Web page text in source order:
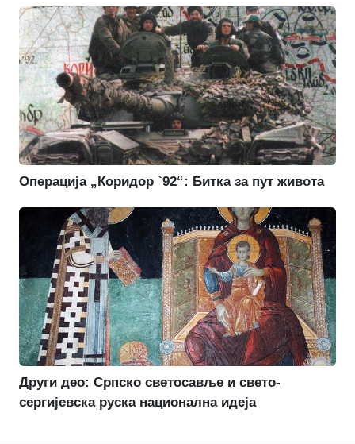
Операција „Коридор `92“: Битка за пут живота
Други део: Српско светосавље и свето-
сергијевска руска национална идеја